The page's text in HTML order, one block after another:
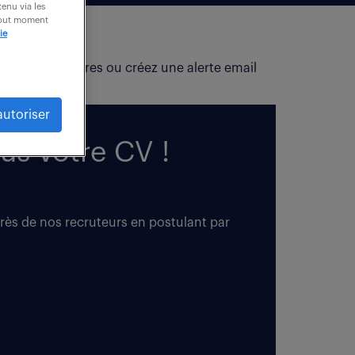
vos critères ou créez une alerte email
votre CV !
de nos recruteurs en postulant par
via les
moment